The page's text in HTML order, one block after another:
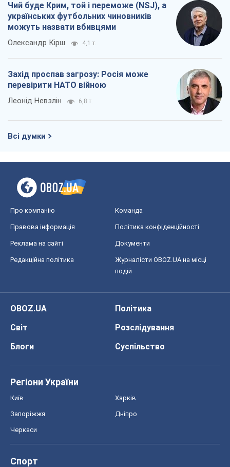
Чий буде Крим, той і переможе (NSJ), а
українських футбольних чиновників
можуть назвати вбивцями
Олександр Кірш 4,1 т.
Захід проспав загрозу: Росія може
перевірити НАТО війною
Леонід Невзлін 6,8 т.
Всі думки
Про компанію Команда
Правова інформація Політика конфіденційності
Реклама на сайті Документи
Редакційна політика
Журналісти OBOZ.UA на місці
подій
OBOZ.UA
Політика
Світ
Розслідування
Блоги
Суспільство
Регіони України
Київ Харків
Запоріжжя Дніпро
Черкаси
Спорт